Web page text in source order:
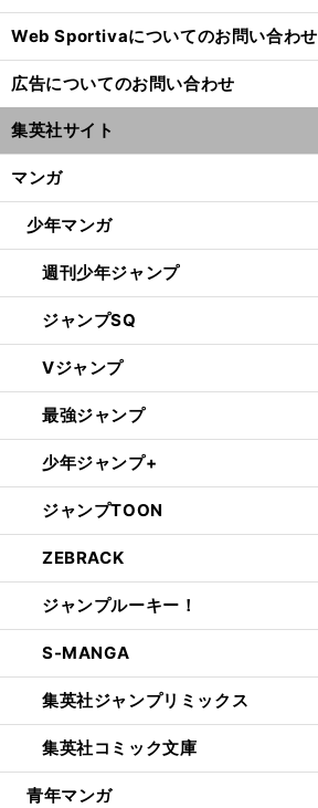
Web Sportivaについてのお問い合わせ
広告についてのお問い合わせ
集英社サイト
マンガ
少年マンガ
週刊少年ジャンプ
ジャンプSQ
Vジャンプ
最強ジャンプ
少年ジャンプ+
ジャンプTOON
ZEBRACK
ジャンプルーキー！
S-MANGA
集英社ジャンプリミックス
集英社コミック文庫
青年マンガ